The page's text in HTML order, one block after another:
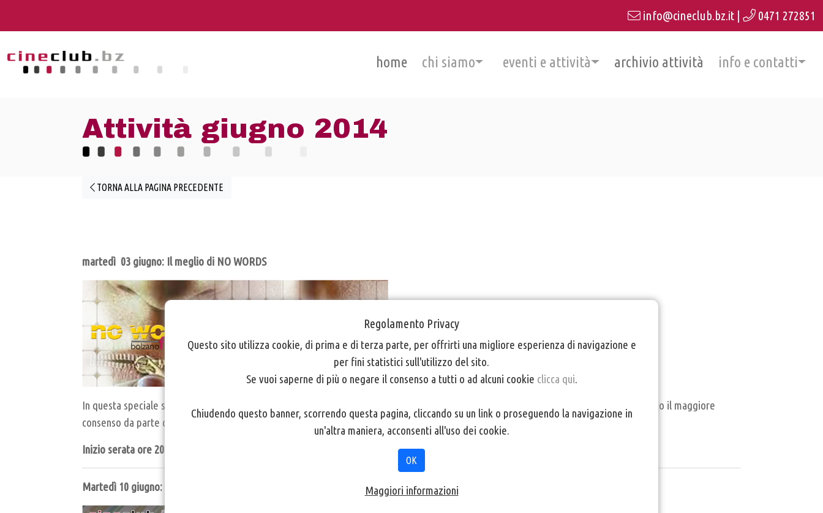
Regolamento Privacy
Questo sito utilizza cookie, di prima e di terza parte, per offrirti una migliore esperienza di navigazione e
per fini statistici sull'utilizzo del sito.
Se vuoi saperne di più o negare il consenso a tutti o ad alcuni cookie clicca qui.
Chiudendo questo banner, scorrendo questa pagina, cliccando su un link o proseguendo la navigazione in
un'altra maniera, acconsenti all'uso dei cookie.
OK
Maggiori informazioni
info@cineclub.bz.it 0471 272851
home chi siamo eventi e attività archivio attività info e contatti
Attività giugno 2014
TORNA ALLA PAGINA PRECEDENTE
martedì 03 giugno: Il meglio di NO WORDS
In questa speciale serata dedicata al Bolzano Short Film Festival , verranno proposti ai soci i cortometraggi No Words
, che hanno ricevuto il maggiore
consenso da parte del pubblico.
Inizio serata ore 20.45
Martedì 10 giugno: Saggio finale Corso di Video 2014